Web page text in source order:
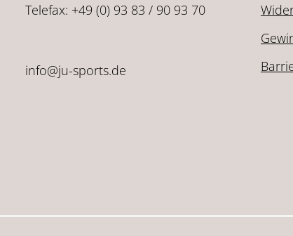
Telefax: +49 (0) 93 83 / 90 93 70
info@ju-sports.de